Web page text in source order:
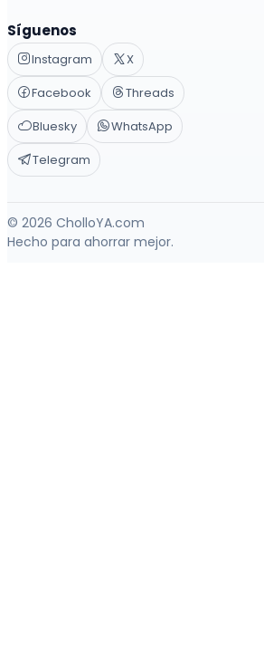
Síguenos
Instagram
X
Facebook
Threads
Bluesky
WhatsApp
Telegram
© 2026 CholloYA.com
Hecho para ahorrar mejor.